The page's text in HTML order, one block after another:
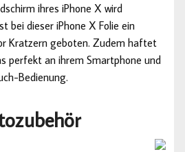
ihres iPhone X wird
bei dieser iPhone X Folie ein
Kratzern geboten. Zudem haftet
perfekt an ihrem Smartphone und
Bedienung.